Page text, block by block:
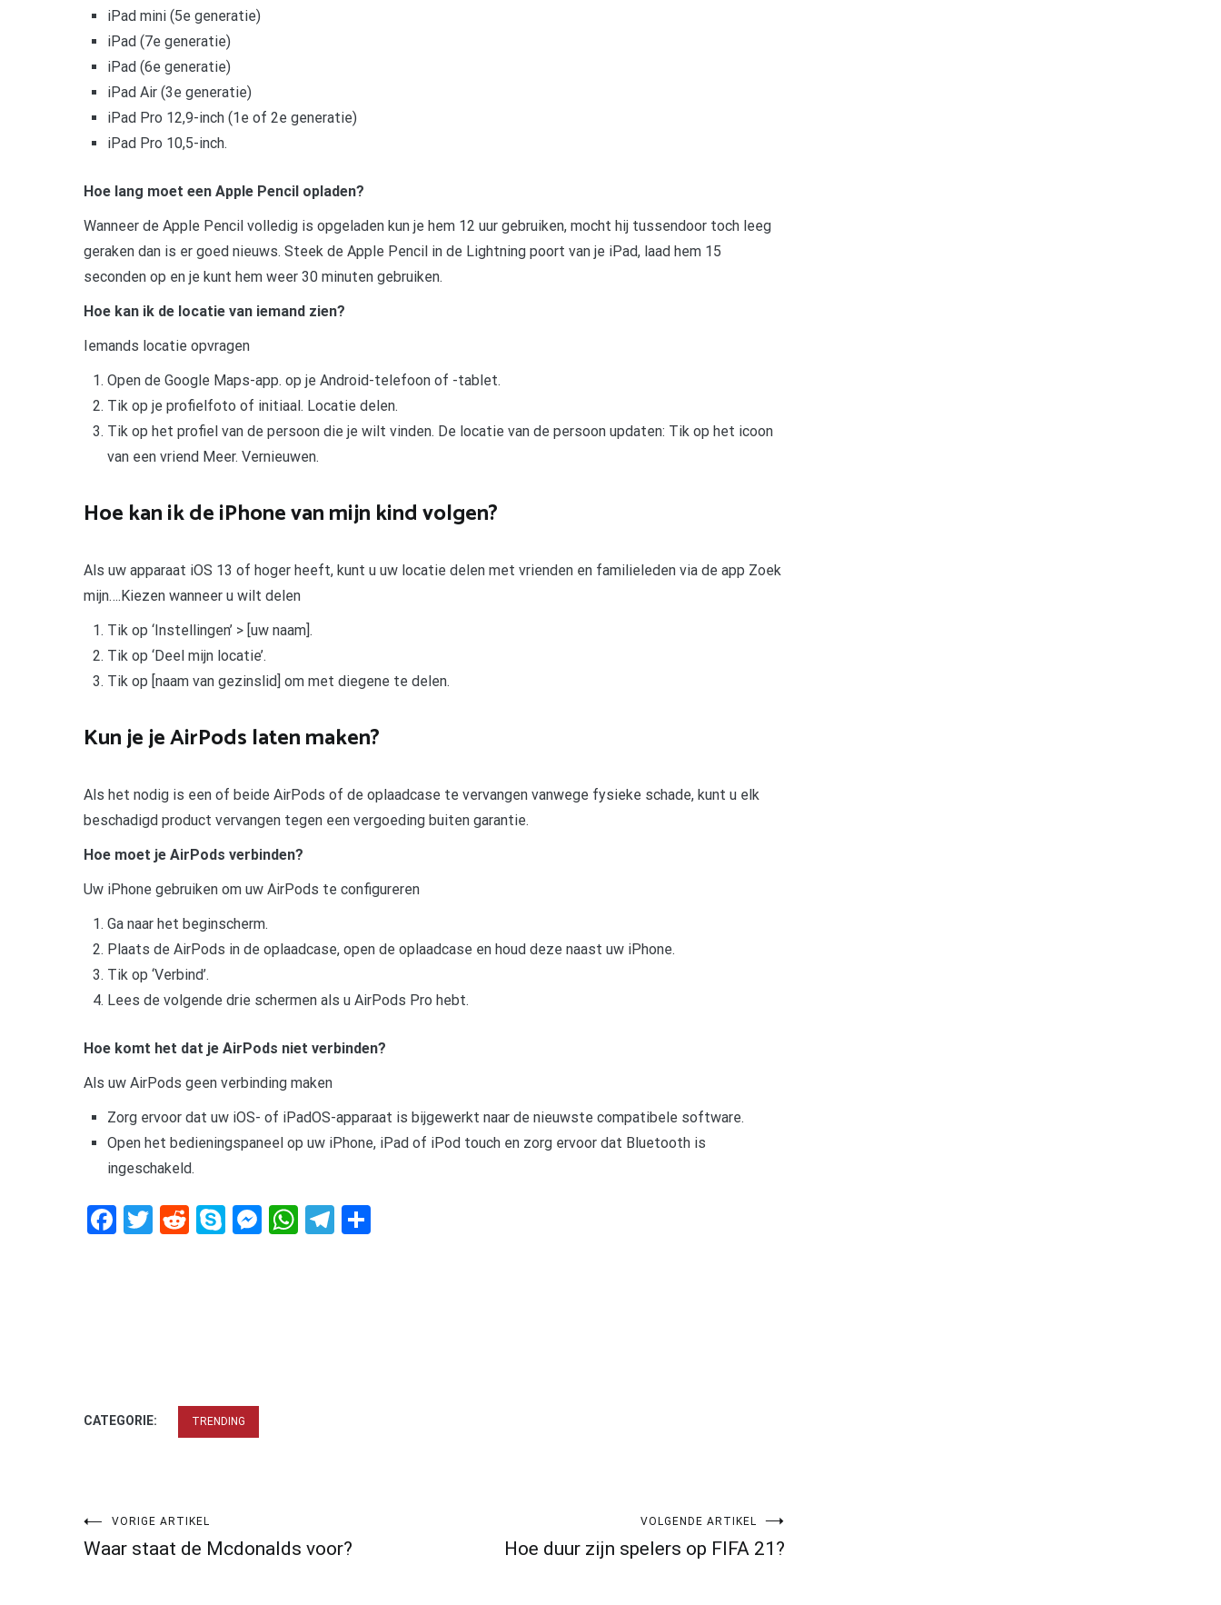
iPad mini (5e generatie)
iPad (7e generatie)
iPad (6e generatie)
iPad Air (3e generatie)
iPad Pro 12,9-inch (1e of 2e generatie)
iPad Pro 10,5-inch.
Hoe lang moet een Apple Pencil opladen?
Wanneer de Apple Pencil volledig is opgeladen kun je hem 12 uur gebruiken, mocht hij tussendoor toch leeg
geraken dan is er goed nieuws. Steek de Apple Pencil in de Lightning poort van je iPad, laad hem 15
seconden op en je kunt hem weer 30 minuten gebruiken.
Hoe kan ik de locatie van iemand zien?
Iemands locatie opvragen
Open de Google Maps-app. op je Android-telefoon of -tablet.
Tik op je profielfoto of initiaal. Locatie delen.
Tik op het profiel van de persoon die je wilt vinden. De locatie van de persoon updaten: Tik op het icoon
van een vriend Meer. Vernieuwen.
Hoe kan ik de iPhone van mijn kind volgen?
Als uw apparaat iOS 13 of hoger heeft, kunt u uw locatie delen met vrienden en familieleden via de app Zoek
mijn….Kiezen wanneer u wilt delen
Tik op ‘Instellingen’ > [uw naam].
Tik op ‘Deel mijn locatie’.
Tik op [naam van gezinslid] om met diegene te delen.
Kun je je AirPods laten maken?
Als het nodig is een of beide AirPods of de oplaadcase te vervangen vanwege fysieke schade, kunt u elk
beschadigd product vervangen tegen een vergoeding buiten garantie.
Hoe moet je AirPods verbinden?
Uw iPhone gebruiken om uw AirPods te configureren
Ga naar het beginscherm.
Plaats de AirPods in de oplaadcase, open de oplaadcase en houd deze naast uw iPhone.
Tik op ‘Verbind’.
Lees de volgende drie schermen als u AirPods Pro hebt.
Hoe komt het dat je AirPods niet verbinden?
Als uw AirPods geen verbinding maken
Zorg ervoor dat uw iOS- of iPadOS-apparaat is bijgewerkt naar de nieuwste compatibele software.
Open het bedieningspaneel op uw iPhone, iPad of iPod touch en zorg ervoor dat Bluetooth is
ingeschakeld.
Facebook
Twitter
RedditSkypeMessenger
WhatsApp
Telegram
CATEGORIE: TRENDING
Bericht
navigatie
VORIGE ARTIKEL
Waar staat de Mcdonalds voor?
VOLGENDE ARTIKEL
Hoe duur zijn spelers op FIFA 21?